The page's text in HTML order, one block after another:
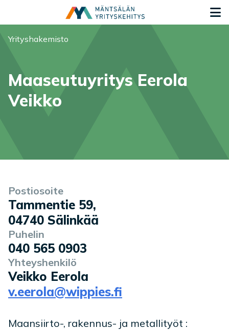
Olet tässä:
Yrityshakemisto
Maaseutuyritys Eerola
Veikko
Yrityksen tiedot
Postiosoite
Tammentie 59,
04740 Sälinkää
Puhelin
040 565 0903
Yhteyshenkilö
Veikko Eerola
v.eerola@wippies.fi
Palvelukuvaus
Maansiirto-, rakennus- ja metallityöt :